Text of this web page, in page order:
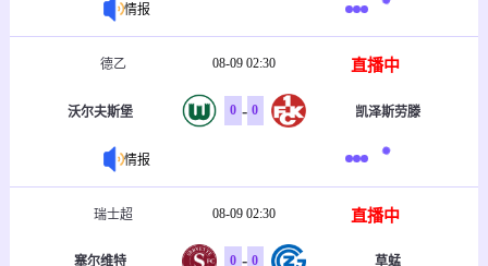
情报
德乙 08-09 02:30 直播中
沃尔夫斯堡 0 - 0 凯泽斯劳滕
情报
瑞士超 08-09 02:30 直播中
塞尔维特 0 - 0 草蜢